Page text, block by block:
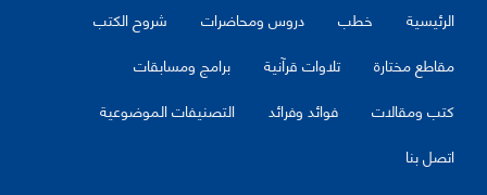
الرئيسية
خطب دروس ومحاضرات
شروح الكتب
مقاطع مختارة
تلاوات قرآنية
برامج ومسابقات
كتب ومقالات
فوائد وفرائد
التصنيفات الموضوعية
اتصل بنا